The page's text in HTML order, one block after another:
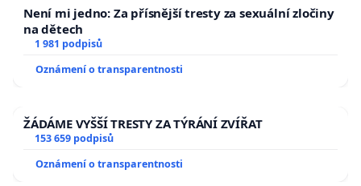
Není mi jedno: Za přísnější tresty za sexuální zločiny
na dětech
1 981 podpisů
Oznámení o transparentnosti
ŽÁDÁME VYŠŠÍ TRESTY ZA TÝRÁNÍ ZVÍŘAT
153 659 podpisů
Oznámení o transparentnosti